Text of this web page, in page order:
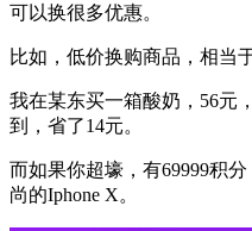
可以换很多优惠。
比如，低价换购商品，相当
我在某东买一箱酸奶，56元
到，省了14元。
而如果你超壕，有69999积
尚的Iphone X。